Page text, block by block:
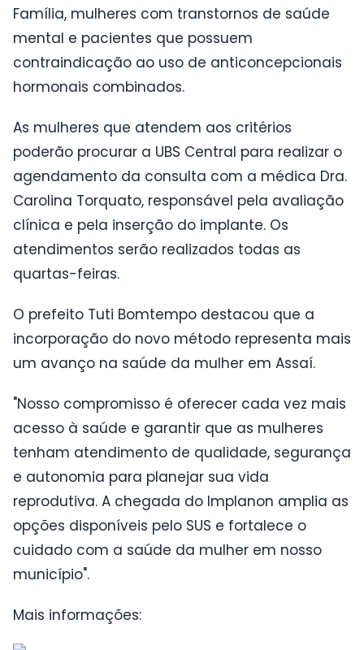
Família, mulheres com transtornos de saúde
mental e pacientes que possuem
contraindicação ao uso de anticoncepcionais
hormonais combinados.
As mulheres que atendem aos critérios
poderão procurar a UBS Central para realizar o
agendamento da consulta com a médica Dra.
Carolina Torquato, responsável pela avaliação
clínica e pela inserção do implante. Os
atendimentos serão realizados todas as
quartas-feiras.
O prefeito Tuti Bomtempo destacou que a
incorporação do novo método representa mais
um avanço na saúde da mulher em Assaí.
"Nosso compromisso é oferecer cada vez mais
acesso à saúde e garantir que as mulheres
tenham atendimento de qualidade, segurança
e autonomia para planejar sua vida
reprodutiva. A chegada do Implanon amplia as
opções disponíveis pelo SUS e fortalece o
cuidado com a saúde da mulher em nosso
município".
Mais informações: